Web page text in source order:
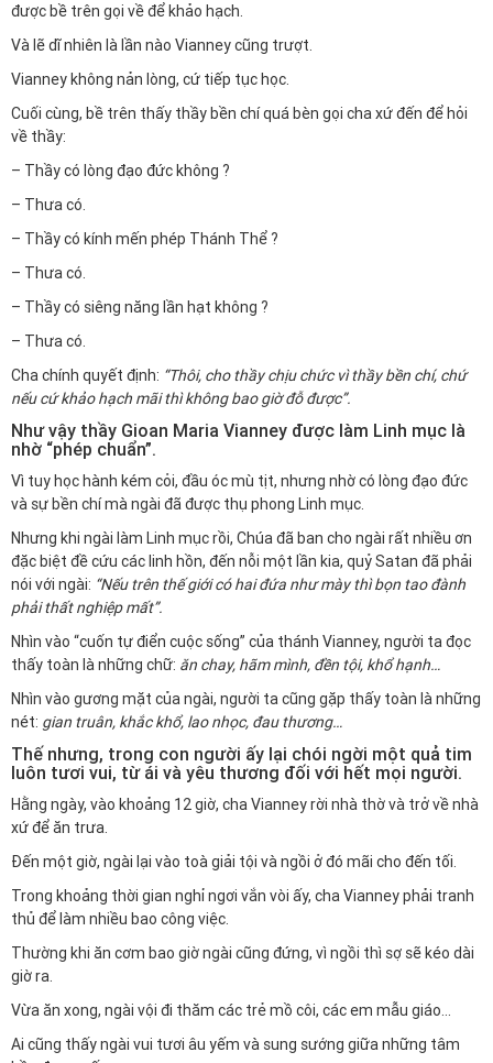
được bề trên gọi về để khảo hạch.
Và lẽ dĩ nhiên là lần nào Vianney cũng trượt.
Vianney không nản lòng, cứ tiếp tục học.
Cuối cùng, bề trên thấy thầy bền chí quá bèn gọi cha xứ đến để hỏi
về thầy:
– Thầy có lòng đạo đức không ?
– Thưa có.
– Thầy có kính mến phép Thánh Thể ?
– Thưa có.
– Thầy có siêng năng lần hạt không ?
– Thưa có.
Cha chính quyết định: “Thôi, cho thầy chịu chức vì thầy bền chí, chứ
nếu cứ khảo hạch mãi thì không bao giờ đỗ được”.
Như vậy thầy Gioan Maria Vianney được làm Linh mục là
nhờ “phép chuẩn”.
Vì tuy học hành kém cỏi, đầu óc mù tịt, nhưng nhờ có lòng đạo đức
và sự bền chí mà ngài đã được thụ phong Linh mục.
Nhưng khi ngài làm Linh mục rồi, Chúa đã ban cho ngài rất nhiều ơn
đặc biệt đề cứu các linh hồn, đến nỗi một lần kia, quỷ Satan đã phải
nói với ngài: “Nếu trên thế giới có hai đứa như mày thì bọn tao đành
phải thất nghiệp mất”.
Nhìn vào “cuốn tự điển cuộc sống” của thánh Vianney, người ta đọc
thấy toàn là những chữ: ăn chay, hãm mình, đền tội, khổ hạnh…
Nhìn vào gương mặt của ngài, người ta cũng gặp thấy toàn là những
nét: gian truân, khắc khổ, lao nhọc, đau thương…
Thế nhưng, trong con người ấy lại chói ngời một quả tim
luôn tươi vui, từ ái và yêu thương đối với hết mọi người.
Hằng ngày, vào khoảng 12 giờ, cha Vianney rời nhà thờ và trở về nhà
xứ để ăn trưa.
Đến một giờ, ngài lại vào toà giải tội và ngồi ở đó mãi cho đến tối.
Trong khoảng thời gian nghỉ ngơi vắn vòi ấy, cha Vianney phải tranh
thủ để làm nhiều bao công việc.
Thường khi ăn cơm bao giờ ngài cũng đứng, vì ngồi thì sợ sẽ kéo dài
giờ ra.
Vừa ăn xong, ngài vội đi thăm các trẻ mồ côi, các em mẫu giáo…
Ai cũng thấy ngài vui tươi âu yếm và sung sướng giữa những tâm